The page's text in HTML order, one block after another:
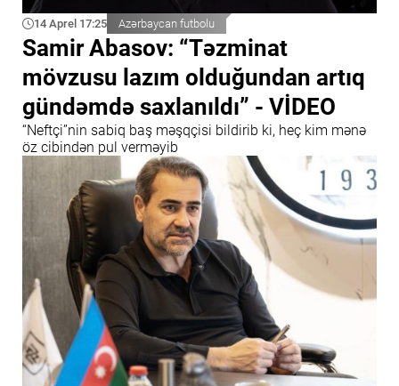
14 Aprel 17:25 Azərbaycan futbolu
Samir Abasov: “Təzminat
mövzusu lazım olduğundan artıq
gündəmdə saxlanıldı” - VİDEO
“Neftçi”nin sabiq baş məşqçisi bildirib ki, heç kim mənə
öz cibindən pul verməyib